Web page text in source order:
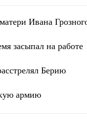
Ивана
засыпал на работе
Берию
армию